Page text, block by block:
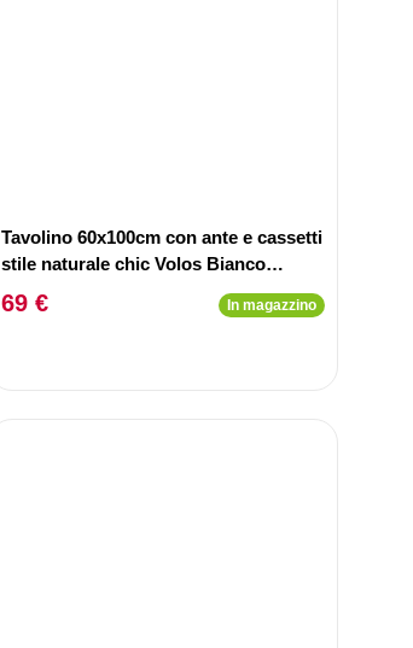
Tavolino 60x100cm con ante e cassetti
stile naturale chic Volos Bianco
testurizzato
69 € In magazzino